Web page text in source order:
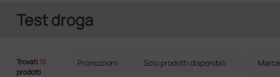
Test droga
Trovati 10
prodotti
Promozioni Solo prodotti disponibili Marca